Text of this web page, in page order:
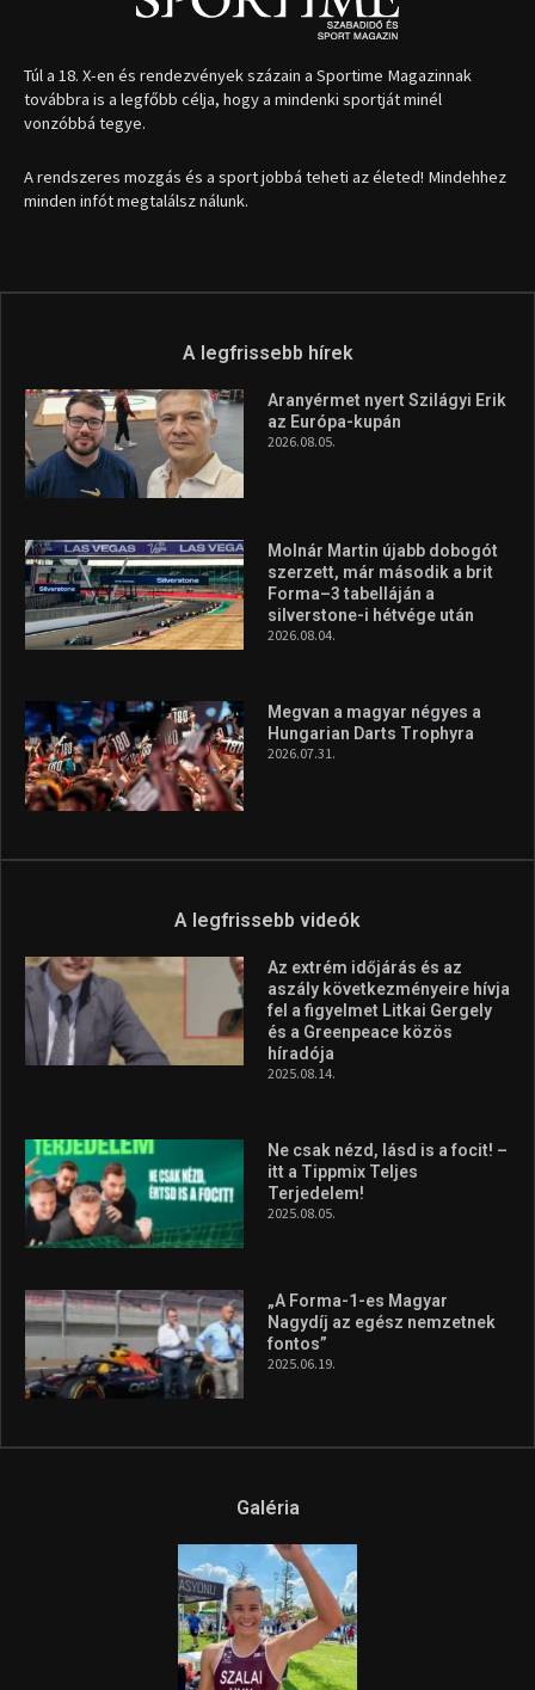
Túl a 18. X-en és rendezvények százain a Sportime Magazinnak
továbbra is a legfőbb célja, hogy a mindenki sportját minél
vonzóbbá tegye.
A rendszeres mozgás és a sport jobbá teheti az életed! Mindehhez
minden infót megtalálsz nálunk.
A legfrissebb hírek
Aranyérmet nyert Szilágyi Erik
az Európa-kupán
2026.08.05.
Molnár Martin újabb dobogót
szerzett, már második a brit
Forma–3 tabelláján a
silverstone-i hétvége után
2026.08.04.
Megvan a magyar négyes a
Hungarian Darts Trophyra
2026.07.31.
A legfrissebb videók
Az extrém időjárás és az
aszály következményeire hívja
fel a figyelmet Litkai Gergely
és a Greenpeace közös
híradója
2025.08.14.
Ne csak nézd, lásd is a focit! –
itt a Tippmix Teljes
Terjedelem!
2025.08.05.
„A Forma-1-es Magyar
Nagydíj az egész nemzetnek
fontos”
2025.06.19.
Galéria